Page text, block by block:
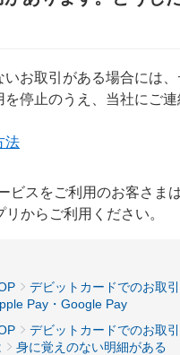
いお取引がある場合には、
を停止のうえ、当社にご連
法
ビスをご利用のお客さま
からご利用ください。
デビットカードでのお取引
Pay・Google Pay
デビットカードでのお取引
身に覚えのない明細がある